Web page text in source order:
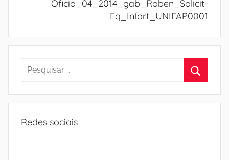
Oficio_04_2014_gab_Roben_Solicit-
Eq_Infort_UNIFAP0001
Pesquisar
Redes sociais